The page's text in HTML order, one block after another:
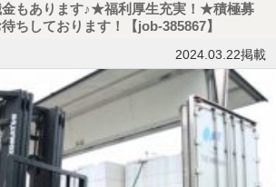
もあります♪★福利厚生充実！★積極募
ちしております！【job-385867】
2024.03.22掲載